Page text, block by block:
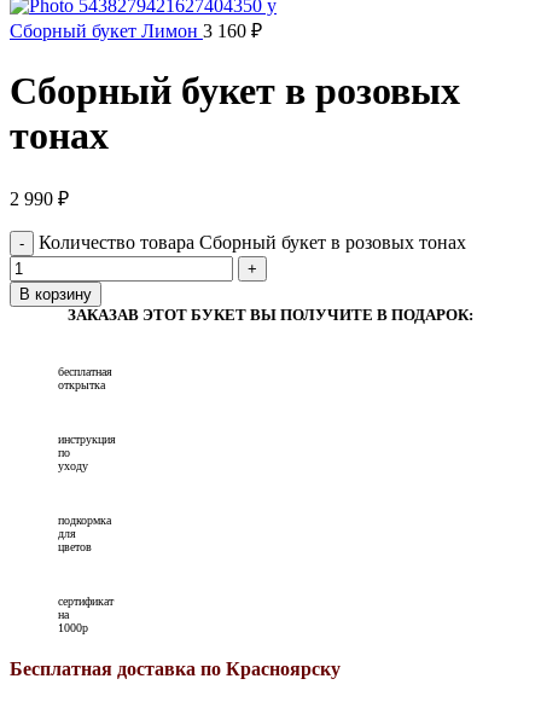
Сборный букет Лимон 3 160 ₽
Сборный букет в розовых
тонах
2 990 ₽
Количество товара Сборный букет в розовых тонах
В корзину
ЗАКАЗАВ ЭТОТ БУКЕТ ВЫ ПОЛУЧИТЕ В ПОДАРОК:
бесплатная
открытка
инструкция
по
уходу
подкормка
для
цветов
сертификат
на
1000р
Бесплатная доставка по Красноярску